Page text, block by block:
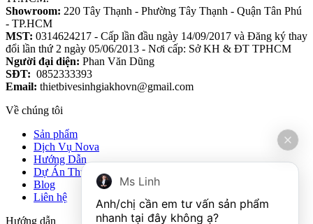
Showroom: 220 Tây Thạnh - Phường Tây Thạnh - Quận Tân Phú
- TP.HCM
MST: 0314624217 - Cấp lần đầu ngày 14/09/2017 và Đăng ký thay
đổi lần thứ 2 ngày 05/06/2013 - Nơi cấp: Sở KH & ĐT TPHCM
Người đại diện: Phan Văn Dũng
SĐT: 0852333393
Email: thietbivesinhgiakhovn@gmail.com
Về chúng tôi
Sản phẩm
Dịch Vụ Nova
Hướng Dẫn
Dự Án Thực Tế
Blog
Liên hệ
Hướng dẫn
Ms Linh
Anh/chị cần em tư vấn sản phẩm